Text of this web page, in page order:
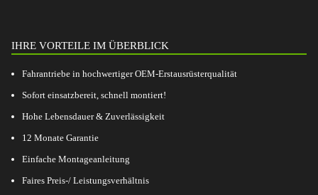
IHRE VORTEILE IM ÜBERBLICK
Fahrantriebe in hochwertiger OEM-Erstausrüsterqualität
Sofort einsatzbereit, schnell montiert!
Hohe Lebensdauer & Zuverlässigkeit
12 Monate Garantie
Einfache Montageanleitung
Faires Preis-/ Leistungsverhältnis